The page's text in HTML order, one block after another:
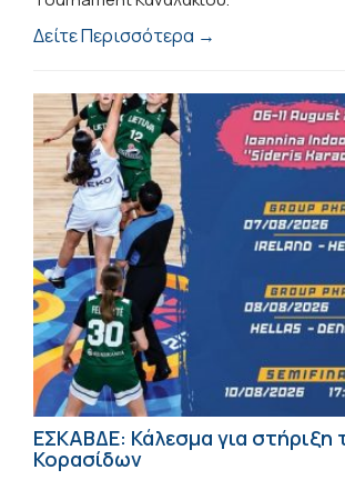
Δείτε Περισσότερα →
ΕΣΚΑΒΔΕ: Κάλεσμα για στήριξη
Κορασίδων